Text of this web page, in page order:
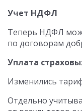
Учет НДФЛ
Теперь НДФЛ
по договорам
Уплата
Изменились
Отдельно